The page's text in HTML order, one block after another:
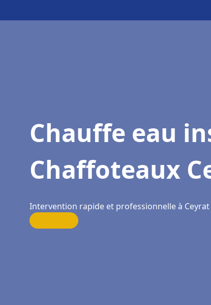
Chauffe eau
Chaffoteaux
Intervention rapide et professionnelle à Ceyrat